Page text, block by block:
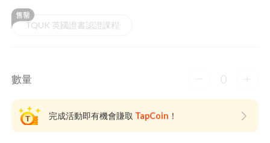
TQUK 英國證書認證課程
數量 0
完成活動即有機會賺取 TapCoin ！